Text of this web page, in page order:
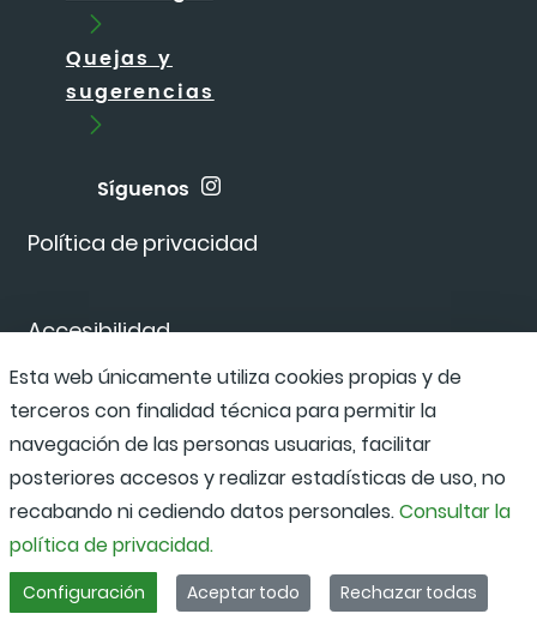
Política de privacidad
Accesibilidad
Canal de denuncias
Quejas y
sugerencias
Síguenos
Esta web únicamente utiliza cookies propias y de
terceros con finalidad técnica para permitir la
navegación de las personas usuarias, facilitar
posteriores accesos y realizar estadísticas de uso, no
recabando ni cediendo datos personales.Consultar la
política de privacidad.
Configuración Aceptar todo Rechazar todas